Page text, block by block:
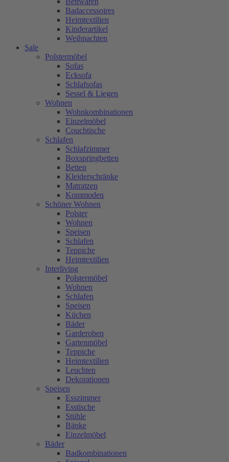
Badaccessoires
Heimtextilien
Kinderartikel
Weihnachten
Sale
Polstermöbel
Sofas
Ecksofa
Schlafsofas
Sessel & Liegen
Wohnen
Wohnkombinationen
Einzelmöbel
Couchtische
Schlafen
Schlafzimmer
Boxspringbetten
Betten
Kleiderschränke
Matratzen
Kommoden
Schöner Wohnen
Polster
Wohnen
Speisen
Schlafen
Teppiche
Heimtextilien
Interliving
Polstermöbel
Wohnen
Schlafen
Speisen
Küchen
Bäder
Garderoben
Gartenmöbel
Teppiche
Heimtextilien
Leuchten
Dekorationen
Speisen
Esszimmer
Esstische
Stühle
Bänke
Einzelmöbel
Bäder
Badkombinationen